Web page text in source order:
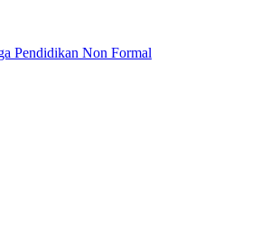
Pendidikan Non Formal